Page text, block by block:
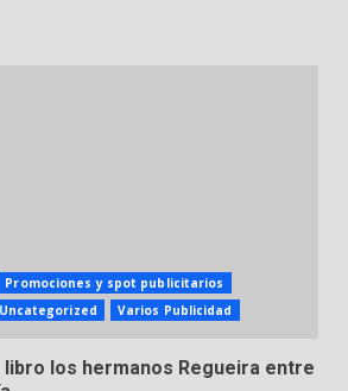
Promociones y spot publicitarios
Uncategorized Varios Publicidad
los hermanos Regueira entre